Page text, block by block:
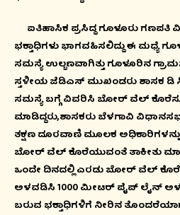
ಐತಿಹಾಸಿಕ ಪ್ರಸಿದ್ದ ಗೂಳೂರು ಗಣಪತಿ
ಭಕ್ತಾಧಿಗಳು ಭಾಗವಹಿಸಲಿದ್ದು ಈ ಮಧ್ಯೆ
ಸಮಸ್ಯೆ ಉಲ್ಬಣವಾಗಿತ್ತು ಗೂಳೂರಿನ
ಸ್ತಳೀಯ ಜೆಡಿಎಸ್ ಮುಖಂಡರು ಶಾಸಕ
ಸಮಸ್ಯೆ ಬಗ್ಗೆ ವಿವರಿಸಿ ಬೋರ್ ವೆಲ್
ಮಾಡಿದ್ದರು,ಶಾಸಕರು ಬೆಳಗಾವಿ
ತಕ್ಷಣ ದೂರವಾಣಿ ಮೂಲಕ
ಬೋರ್ ವೆಲ್ ಕೊರೆಯುವಂತೆ ತಾಕೀತು
ಒಂದೇ ದಿನದಲ್ಲಿ ಎರಡು ಬೋರ್ ವೆಲ್
ಅಳವಡಿಸಿ 1000 ಮೀಟರ್ ಪೈಪ್ ಲೈನ್
ಬರುವ ಭಕ್ತಾಧಿಗಳಿಗೆ ನೀರಿನ